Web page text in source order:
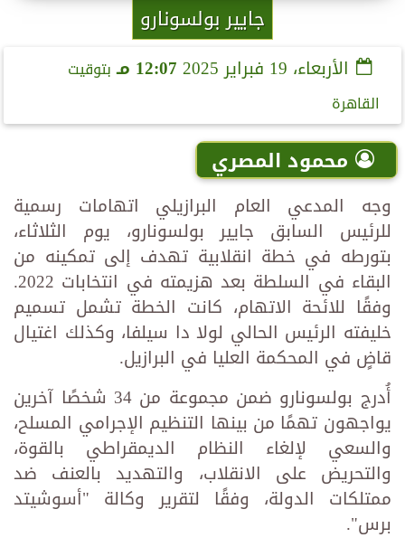
جايير بولسونارو
الأربعاء، 19 فبراير 2025 12:07 مـ
بتوقيت
القاهرة
محمود المصري
وجه المدعي العام البرازيلي اتهامات رسمية
للرئيس السابق جايير بولسونارو، يوم الثلاثاء،
بتورطه في خطة انقلابية تهدف إلى تمكينه من
البقاء في السلطة بعد هزيمته في انتخابات 2022.
وفقًا للائحة الاتهام، كانت الخطة تشمل تسميم
خليفته الرئيس الحالي لولا دا سيلفا، وكذلك اغتيال
قاضٍ في المحكمة العليا في البرازيل.
أُدرج بولسونارو ضمن مجموعة من 34 شخصًا آخرين
يواجهون تهمًا من بينها التنظيم الإجرامي المسلح،
والسعي لإلغاء النظام الديمقراطي بالقوة،
والتحريض على الانقلاب، والتهديد بالعنف ضد
ممتلكات الدولة، وفقًا لتقرير وكالة "أسوشيتد
برس".